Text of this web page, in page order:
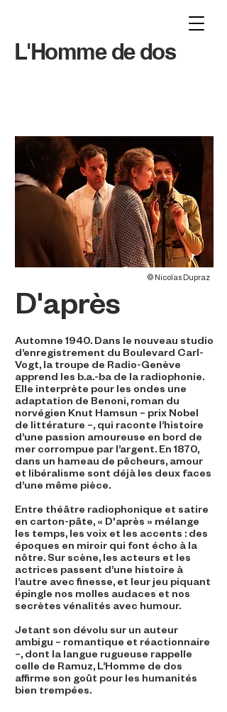
L'Homme de dos
© Nicolas Dupraz
D'après
Automne 1940. Dans le nouveau studio
d’enregistrement du Boulevard Carl-
Vogt, la troupe de Radio-Genève
apprend les b.a.-ba de la radiophonie.
Elle interprète pour les ondes une
adaptation de Benoni, roman du
norvégien Knut Hamsun – prix Nobel
de littérature –, qui raconte l’histoire
d’une passion amoureuse en bord de
mer corrompue par l’argent. En 1870,
dans un hameau de pêcheurs, amour
et libéralisme sont déjà les deux faces
d’une même pièce.
Entre théâtre radiophonique et satire
en carton-pâte, « D'après » mélange
les temps, les voix et les accents : des
époques en miroir qui font écho à la
nôtre. Sur scène, les acteurs et les
actrices passent d’une histoire à
l’autre avec finesse, et leur jeu piquant
épingle nos molles audaces et nos
secrètes vénalités avec humour.
Jetant son dévolu sur un auteur
ambigu – romantique et réactionnaire
–, dont la langue rugueuse rappelle
celle de Ramuz, L’Homme de dos
affirme son goût pour les humanités
bien trempées.